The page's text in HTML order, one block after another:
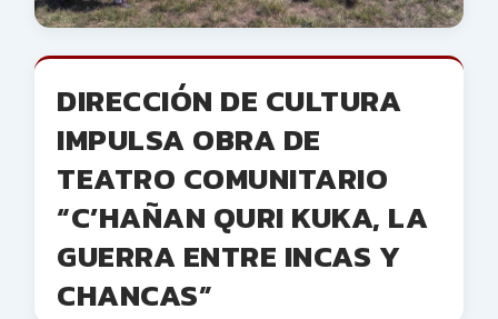
DIRECCIÓN DE CULTURA
IMPULSA OBRA DE
TEATRO COMUNITARIO
“C’HAÑAN QURI KUKA, LA
GUERRA ENTRE INCAS Y
CHANCAS”